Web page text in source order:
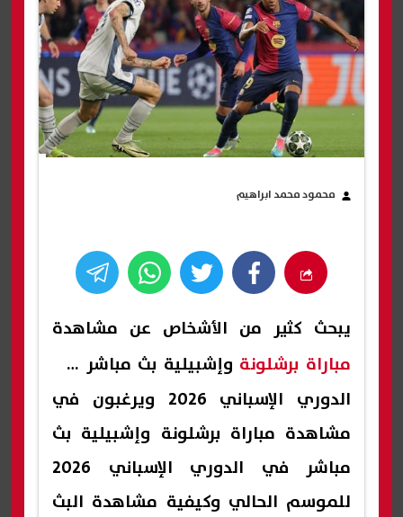
محمود محمد ابراهيم
يبحث كثير من الأشخاص عن مشاهدة
مباراة برشلونة وإشبيلية بث مباشر في
الدوري الإسباني 2026 ويرغبون في
مشاهدة مباراة برشلونة وإشبيلية بث
مباشر في الدوري الإسباني 2026
للموسم الحالي وكيفية مشاهدة البث